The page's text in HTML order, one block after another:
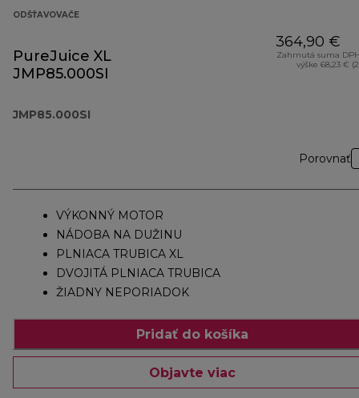
ODŠŤAVOVAČE
PureJuice XL
JMP85.000SI
JMP85.000SI
364,90 €
Zahrnutá suma
výške 68,23 €
Porovnať
VÝKONNÝ MOTOR
NÁDOBA NA DUŽINU
PLNIACA TRUBICA XL
DVOJITÁ PLNIACA TRUBICA
ŽIADNY NEPORIADOK
Pridať do košíka
Objavte viac